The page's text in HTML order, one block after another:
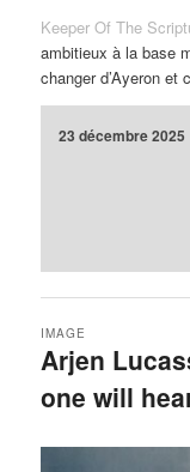
Keeper Of The
ambitieux à la base
changer d’Ayeron et
23 décembre 2025
Arjen
one will
IMAGE